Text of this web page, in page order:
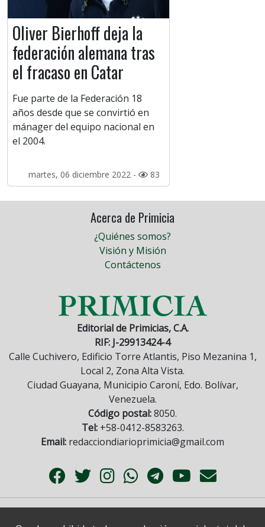
Oliver Bierhoff deja la
federación alemana tras
el fracaso en Catar
Fue parte de la Federación 18
años desde que se convirtió en
mánager del equipo nacional en
el 2004.
martes, 06 diciembre 2022 - 83
Acerca de Primicia
¿Quiénes somos?
Visión y Misión
Contáctenos
Editorial de Primicias, C.A.
RIF: J-29913424-4
Calle Cuchivero, Edificio Torre Atlantis, Piso Mezanina 1,
Local 2, Zona Alta Vista.
Ciudad Guayana, Municipio Caroní, Edo. Bolívar,
Venezuela.
Código postal:8050.
Tel:+58-0412-8583263.
Email: redacciondiarioprimicia@gmail.com